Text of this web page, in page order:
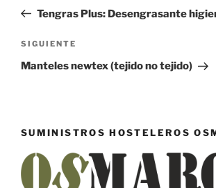
entradas
anterior:
Tengras Plus: Desengrasante
Siguiente
entrada
SIGUIENTE
Manteles newtex (tejido no tejido)
SUMINISTROS HOSTELEROS